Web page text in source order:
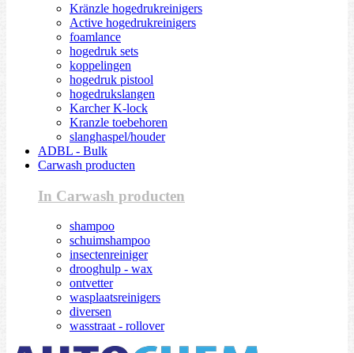
Kränzle hogedrukreinigers
Active hogedrukreinigers
foamlance
hogedruk sets
koppelingen
hogedruk pistool
hogedrukslangen
Karcher K-lock
Kranzle toebehoren
slanghaspel/houder
ADBL - Bulk
Carwash producten
In Carwash producten
shampoo
schuimshampoo
insectenreiniger
drooghulp - wax
ontvetter
wasplaatsreinigers
diversen
wasstraat - rollover